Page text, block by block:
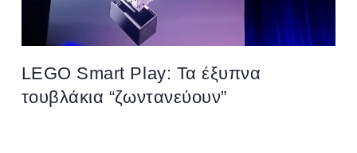
LEGO Smart Play: Τα έξυπνα
τουβλάκια “ζωντανεύουν”